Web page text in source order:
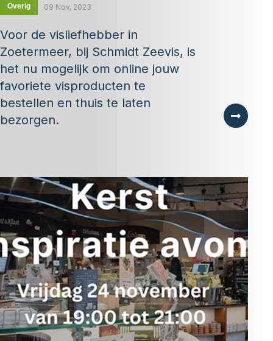
Overig 09 Nov, 2023
Voor de visliefhebber in
Zoetermeer, bij Schmidt Zeevis, is
het nu mogelijk om online jouw
favoriete visproducten te
bestellen en thuis te laten
bezorgen.